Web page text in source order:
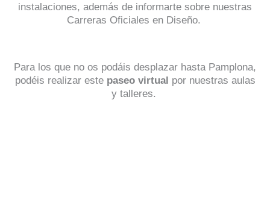
instalaciones, además de informarte sobre nuestras
Carreras Oficiales en Diseño.
Para los que no os podáis desplazar hasta Pamplona,
podéis realizar este paseo virtual por nuestras aulas
y talleres.